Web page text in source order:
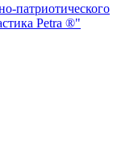
патриотического
Petra ®"